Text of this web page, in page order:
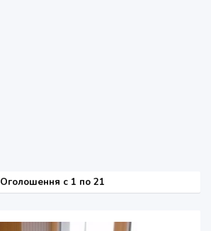
Оголошення c 1 по 21